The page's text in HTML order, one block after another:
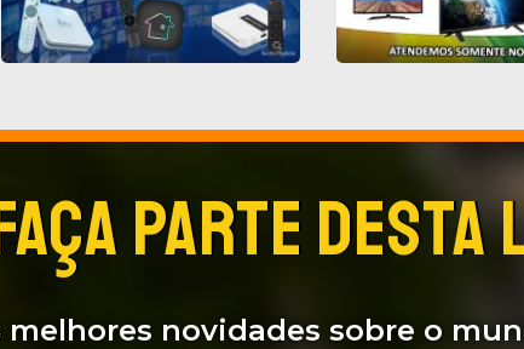
PARTE DESTA
melhores novidades sobre o